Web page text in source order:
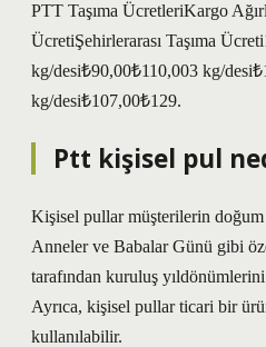
PTT Taşıma ÜcretleriKargo
ÜcretiŞehirlerarası Taşıma
kg/desi₺90,00₺110,003 kg/
kg/desi₺107,00₺129.
Ptt kişisel pul
Kişisel pullar müşterilerin
Anneler ve Babalar Günü gibi
tarafından kuruluş
Ayrıca, kişisel pullar ticari bir
kullanılabilir.